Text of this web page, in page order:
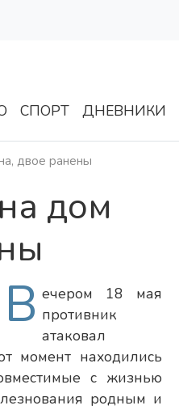
СПОРТ ДНЕВНИКИ
двое ранены
дом
В ечером 18 мая
противник
атаковал
момент находились
с жизнью
родным и